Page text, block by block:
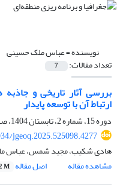
نویسنده =عباس ملک حسینی
تعداد مقالات: 7
بررسی آثار تاریخی و
ارتباط آن با توسعه پایدار
دوره 15، شماره 2، تابستان 1404، صفحه
jgeoq.2025.525098.4277
هادی شکیب، مجید شمس، عباس
مشاهده مقاله
اصل مقاله M